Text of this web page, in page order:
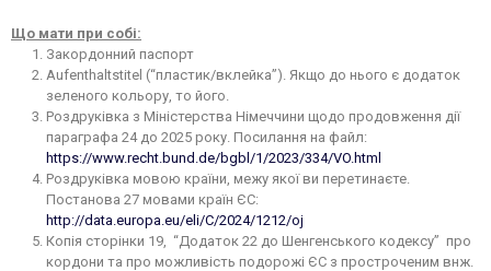
Що мати при собі:
Закордонний паспорт
Aufenthaltstitel (“пластик/вклейка”). Якщо до нього є додаток
зеленого кольору, то його.
Роздруківка з Міністерства Німеччини щодо продовження дії
параграфа 24 до 2025 року. Посилання на файл:
https://www.recht.bund.de/bgbl/1/2023/334/VO.html
Роздруківка мовою країни, межу якої ви перетинаєте.
Постанова 27 мовами країн ЄС:
http://data.europa.eu/eli/C/2024/1212/oj
Копія сторінки 19, “Додаток 22 до Шенгенського кодексу” про
кордони та про можливість подорожі ЄС з простроченим внж.